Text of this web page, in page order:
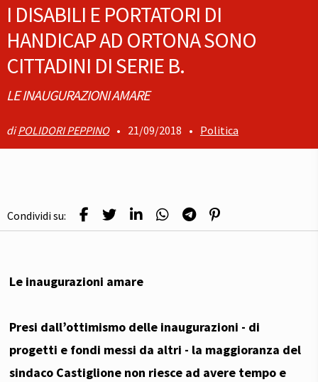
I DISABILI E PORTATORI DI
HANDICAP AD ORTONA SONO
CITTADINI DI SERIE B.
LE INAUGURAZIONI AMARE
POLIDORI PEPPINO • 21/09/2018 • Politica
Condividi su:
Le inaugurazioni amare
Presi dall’ottimismo delle inaugurazioni - di
progetti e fondi messi da altri - la maggioranza del
sindaco Castiglione non riesce ad avere tempo e